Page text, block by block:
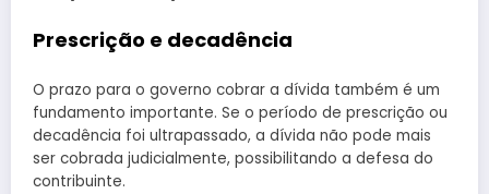
Prescrição e decadência
O prazo para o governo cobrar a dívida também é um
fundamento importante. Se o período de prescrição ou
decadência foi ultrapassado, a dívida não pode mais
ser cobrada judicialmente, possibilitando a defesa do
contribuinte.